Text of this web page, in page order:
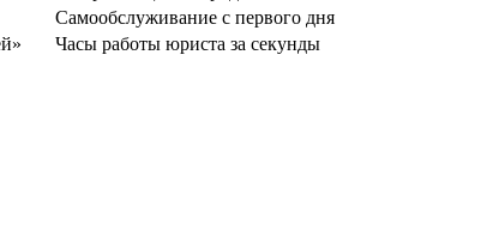
Самообслуживание с первого дня
Часы работы юриста за секунды